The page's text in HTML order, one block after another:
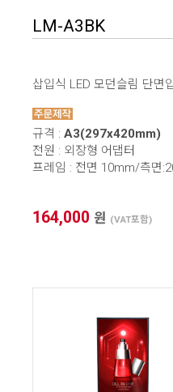
LM-A3BK
삽입식 LED 모던슬림 단면
규격 : A3(297x420mm)
전원 : 외장형 어댑터
프레임 : 전면 10mm/측면
164,000 원 (VAT포함)